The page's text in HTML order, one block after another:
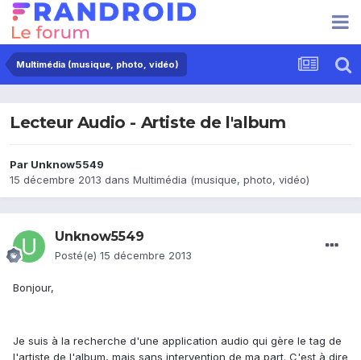
Multimédia (musique, photo, vidéo)
Lecteur Audio - Artiste de l'album
Par Unknow5549
15 décembre 2013 dans Multimédia (musique, photo, vidéo)
Unknow5549
Posté(e) 15 décembre 2013
Bonjour,
Je suis à la recherche d'une application audio qui gère le tag de
l'artiste de l'album, mais sans intervention de ma part. C'est à dire